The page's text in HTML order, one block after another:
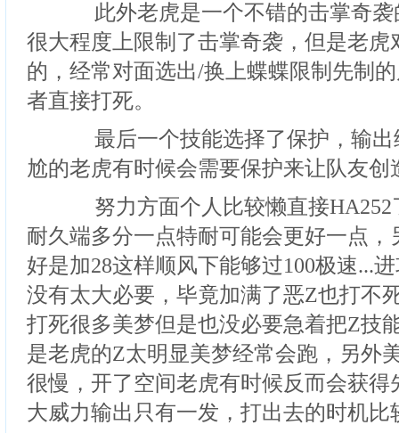
此外老虎是一个不错的击掌奇袭
很大程度上限制了击掌奇袭，但是老虎
的，经常对面选出/换上蝶蝶限制先制
者直接打死。
最后一个技能选择了保护，输出
尬的老虎有时候会需要保护来让队友创
努力方面个人比较懒直接HA252
耐久端多分一点特耐可能会更好一点，
好是加28这样顺风下能够过100极速...
没有太大必要，毕竟加满了恶Z也打不
打死很多美梦但是也没必要急着把Z技
是老虎的Z太明显美梦经常会跑，另外
很慢，开了空间老虎有时候反而会获得
大威力输出只有一发，打出去的时机比